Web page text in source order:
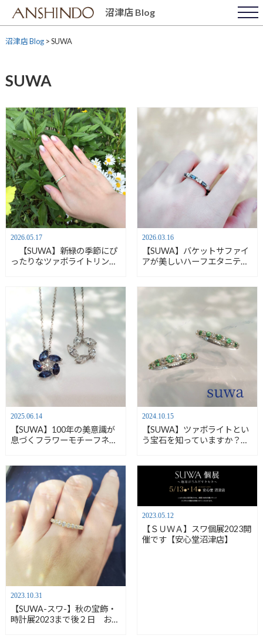
content
沼津店 Blog
沼津店 Blog>SUWA
SUWA
2026.05.17
【SUWA】新緑の季節にぴ
ったりなツァボライトリング
2026.03.16
【SUWA】バケットサファイ
アが美しいハーフエタニティ
2025.06.14
【SUWA】100年の美意識が
息づくフラワーモチーフネッ
2024.10.15
【SUWA】ツァボライトとい
う宝石を知っていますか？
2023.10.31
【SUWA-スワ-】秋の宝飾・
時計展2023まで後２日 おす
2023.05.12
【ＳＵＷＡ】スワ個展2023開
催です【安心堂沼津店】